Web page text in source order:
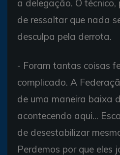
a delegação. O
de ressaltar que nada
desculpa pela derrota.
- Foram tantas coisas
complicado. A
de uma maneira baixa
acontecendo aqui...
de desestabilizar
Perdemos por que eles